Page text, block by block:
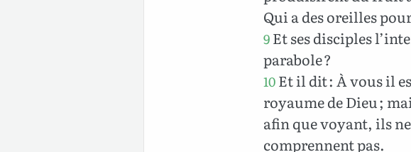
Qui a des oreilles
9Et ses disciples
parabole ?
10Et il dit : À vous il
royaume de Dieu ;
afin que voyant, ils
comprennent pas.